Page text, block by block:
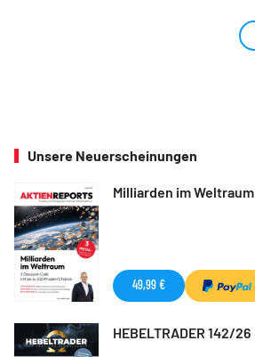
Unsere Neuerscheinungen
Milliarden im Weltraum
49,99 €
HEBELTRADER 142/26